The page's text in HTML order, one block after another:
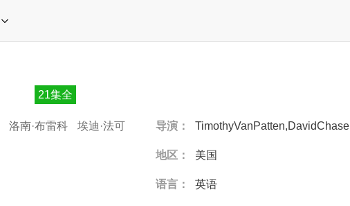
21集全
洛南·布雷科 埃迪·法可 导演： TimothyVanPatten,DavidChase
地区： 美国
语言： 英语